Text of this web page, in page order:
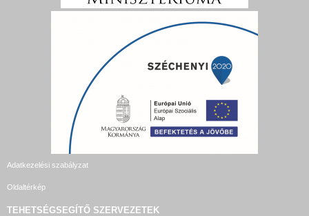
Adatkezelési szabályzat
Oldaltérkép
TEHETSÉGSEGÍTŐ SZERVEZETEK